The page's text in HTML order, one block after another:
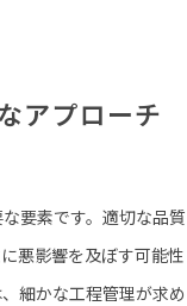
アプローチ
要素です。適切な品質
悪影響を及ぼす可能性
細かな工程管理が求め